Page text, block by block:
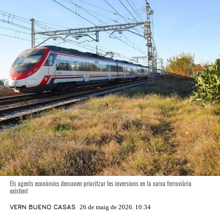
Els agents econòmics demanen prioritzar les inversions en la xarxa ferroviària
existent
VERN BUENO CASAS 26 de maig de 2026. 10:34